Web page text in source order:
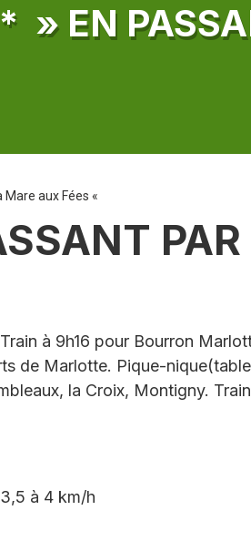
* » EN
aux Fées «
à 9h16 pour Bourron
de Marlotte. Pique-
la Croix, Montigny.
à 4 km/h